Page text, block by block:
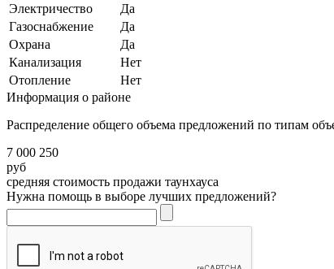
Электричество
Да
Газоснабжение
Да
Охрана
Да
Канализация
Нет
Отопление
Нет
Информация о районе
Распределение общего объема предложений по типам
7 000 250
руб
средняя стоимость продажи таунхауса
Нужна помощь в выборе лучших предложений?